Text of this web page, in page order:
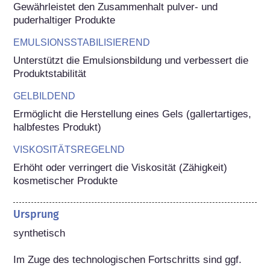
Gewährleistet den Zusammenhalt pulver- und
puderhaltiger Produkte
EMULSIONSSTABILISIEREND
Unterstützt die Emulsionsbildung und verbessert die
Produktstabilität
GELBILDEND
Ermöglicht die Herstellung eines Gels (gallertartiges,
halbfestes Produkt)
VISKOSITÄTSREGELND
Erhöht oder verringert die Viskosität (Zähigkeit)
kosmetischer Produkte
Ursprung
synthetisch
Im Zuge des technologischen Fortschritts sind ggf.